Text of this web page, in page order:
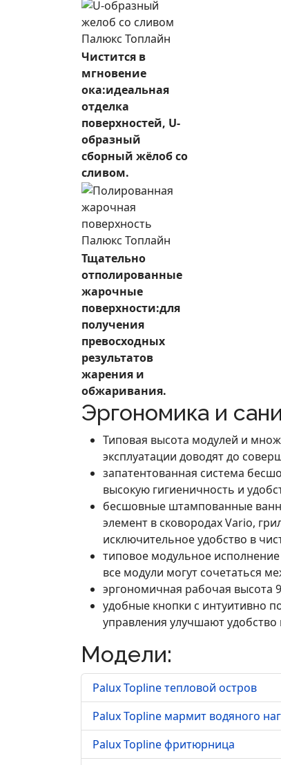
Чистится в
мгновение
ока:идеальная
отделка
поверхностей, U-
образный
сборный жёлоб со
сливом.
Тщательно
отполированные
жарочные
поверхности:для
получения
превосходных
результатов
жарения и
обжаривания.
Эргономика и
Типовая высота модулей и
эксплуатации доводят до
запатентованная система
высокую гигиеничность и
бесшовные штампованные
элемент в сковородах Vario,
исключительное удобство в
типовое модульное
все модули могут сочетаться
эргономичная рабочая высота
удобные кнопки с интуитивно
управления улучшают удобство
Модели:
Palux Topline тепловой остров
Palux Topline мармит водяного
Palux Topline фритюрница